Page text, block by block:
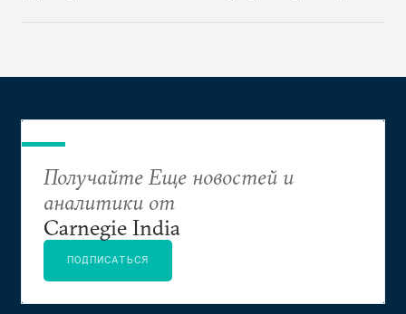
Получайте Еще новостей и
аналитики от
Carnegie India
ПОДПИСАТЬСЯ